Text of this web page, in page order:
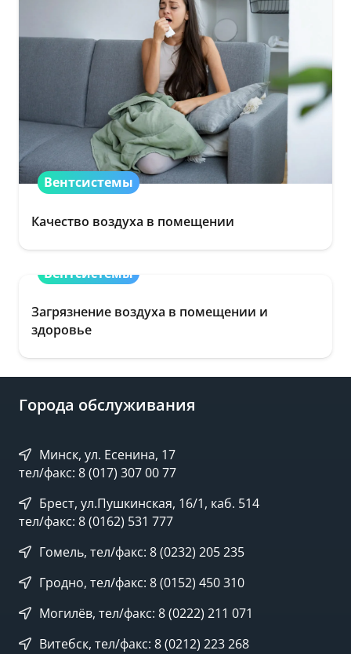
Вентсистемы
Качество воздуха в помещении
Вентсистемы
Загрязнение воздуха в помещении и
здоровье
Города обслуживания
Минск, ул. Есенина, 17
тел/факс: 8 (017) 307 00 77
Брест, ул.Пушкинская, 16/1, каб. 514
тел/факс: 8 (0162) 531 777
Гомель, тел/факс: 8 (0232) 205 235
Гродно, тел/факс: 8 (0152) 450 310
Могилёв, тел/факс: 8 (0222) 211 071
Витебск, тел/факс: 8 (0212) 223 268